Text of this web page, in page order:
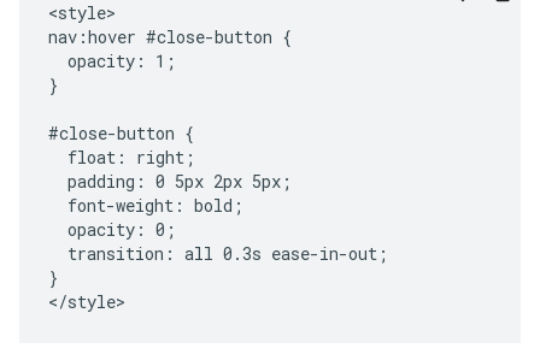
<style>
nav:hover #close-button {
  opacity: 1;
}
#close-button {
  float: right;
  padding: 0 5px 2px 5px;
  font-weight: bold;
  opacity: 0;
  transition: all 0.3s ease-in-out;
}